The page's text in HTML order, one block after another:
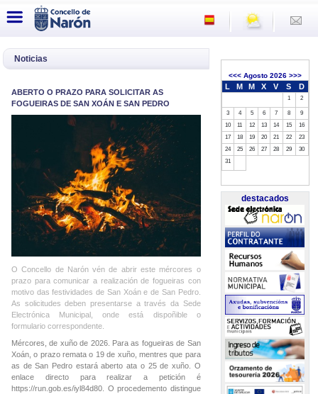
Noticias
ABERTO O PRAZO PARA SOLICITAR AS
FOGUEIRAS DE SAN XOÁN E SAN PEDRO
O Concello de Narón vén de abrir este mércores o
prazo para comunicar a realización de fogueiras con
motivo das festividades de San Xoán e de San Pedro.
As solicitudes deben presentarse a través da Sede
Electrónica Municipal, onde está dispoñible o
formulario correspondente.
Mércores, de xuño de 2026. Para as fogueiras de San
Xoán, o prazo remata o 19 de xuño, mentres que para
as de San Pedro estará aberto ata o 25 de xuño. O
enlace directo para realizar a petición é
https://run.gob.es/iyl84d80. O procedemento distingue
<<<Agosto 2026 >>>
L M M X V S D
1 2
3 4 5 6 7 8
9
10
11 12 13 14 15
16
17
18 19 20 21 22
23
24
25 26 27 28 29
30
31
destacados